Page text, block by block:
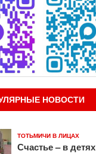
НОВОСТИ
ТОТЬМИЧИ В ЛИЦАХ
Счастье – в детях